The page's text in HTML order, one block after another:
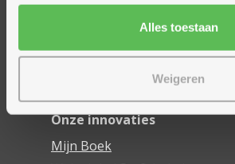
Alles toestaan
Weigeren
Woonzorgcentra
Financieel comfort
Onze innovaties
Mijn Boek